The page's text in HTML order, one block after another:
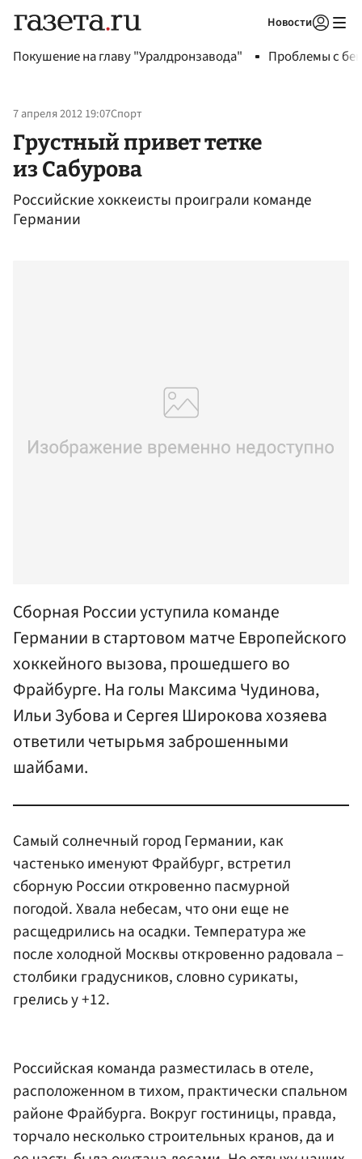
Новости
Покушение на главу "Уралдронзавода" Проблемы с
7 апреля 2012 19:07Спорт
Грустный привет тетке
из Сабурова
Российские хоккеисты проиграли команде
Германии
Сборная России уступила команде
Германии в стартовом матче Европейского
хоккейного вызова, прошедшего во
Фрайбурге. На голы Максима Чудинова,
Ильи Зубова и Сергея Широкова хозяева
ответили четырьмя заброшенными
шайбами.
Самый солнечный город Германии, как
частенько именуют Фрайбург, встретил
сборную России откровенно пасмурной
погодой. Хвала небесам, что они еще не
расщедрились на осадки. Температура же
после холодной Москвы откровенно радовала –
столбики градусников, словно сурикаты,
грелись у +12.
Российская команда разместилась в отеле,
расположенном в тихом, практически спальном
районе Фрайбурга. Вокруг гостиницы, правда,
торчало несколько строительных кранов, да и